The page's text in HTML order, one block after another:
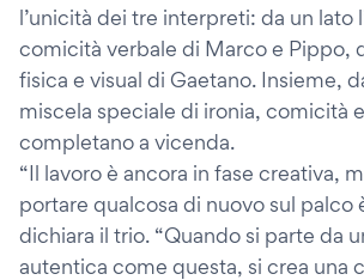
l’unicità dei tre interpreti: da un lato
comicità verbale di Marco e Pippo,
fisica e visual di Gaetano. Insieme,
miscela speciale di ironia, comicità
completano a vicenda.
“Il lavoro è ancora in fase creativa,
portare qualcosa di nuovo sul palco
dichiara il trio. “Quando si parte da
autentica come questa, si crea una